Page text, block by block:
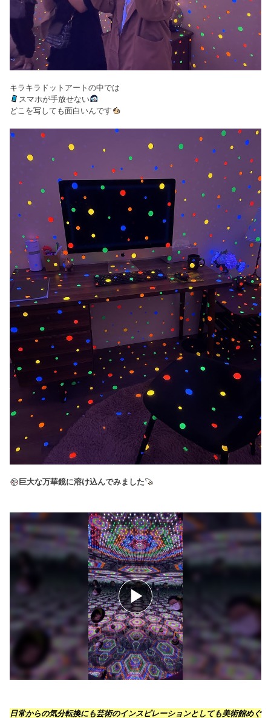
キラキラドットアートの中では
スマホが手放せない
どこを写しても面白いんです
巨大な万華鏡に溶け込んでみました
日常からの気分転換にも芸術のインスピレーションとしても美術館めぐ